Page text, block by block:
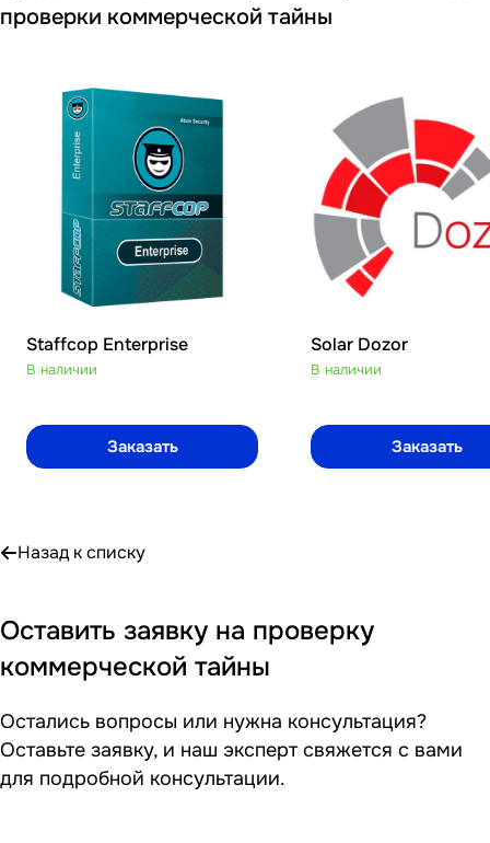
проверки коммерческой тайны
Staffcop Enterprise
В наличии
Заказать
Solar Dozor
В наличии
Заказать
Назад к списку
Оставить заявку на проверку
коммерческой тайны
Остались вопросы или нужна консультация?
Оставьте заявку, и наш эксперт свяжется с вами
для подробной консультации.